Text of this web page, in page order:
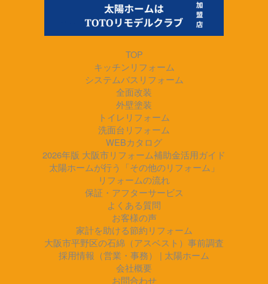
TOP
キッチンリフォーム
システムバスリフォーム
全面改装
外壁塗装
トイレリフォーム
洗面台リフォーム
WEBカタログ
2026年版 大阪市リフォーム補助金活用ガイド
太陽ホームが行う「その他のリフォーム」
リフォームの流れ
保証・アフターサービス
よくある質問
お客様の声
家計を助ける節約リフォーム
大阪市平野区の石綿（アスベスト）事前調査
採用情報（営業・事務） | 太陽ホーム
会社概要
お問合わせ